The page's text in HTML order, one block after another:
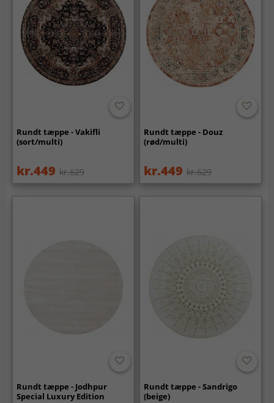
Rundt tæppe - Vakifli
(sort/multi)
kr.449 kr.629
Rundt tæppe - Douz
(rød/multi)
kr.449 kr.629
Rundt tæppe - Jodhpur
Special Luxury Edition
Rundt tæppe - Sandrigo
(beige)